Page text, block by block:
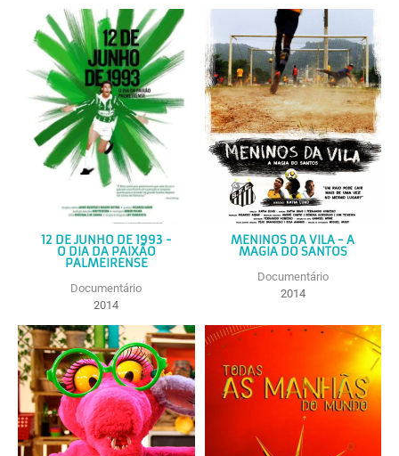
12 DE JUNHO DE 1993 -
O DIA DA PAIXÃO
PALMEIRENSE
Documentário
2014
MENINOS DA VILA - A
MAGIA DO SANTOS
Documentário
2014